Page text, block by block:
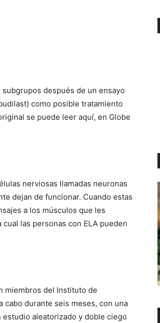
después de un ensayo
como posible tratamiento
se puede leer aquí, en Globe
nerviosas llamadas neuronas
dejan de funcionar. Cuando estas
a los músculos que les
cual las personas con ELA pueden
miembros del Instituto de
cabo durante seis meses, con una
estudio aleatorizado y doble ciego